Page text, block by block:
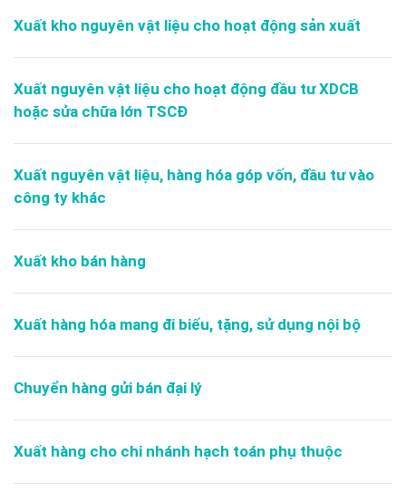
Xuất kho nguyên vật liệu cho hoạt động sản xuất
Xuất nguyên vật liệu cho hoạt động đầu tư XDCB
hoặc sửa chữa lớn TSCĐ
Xuất nguyên vật liệu, hàng hóa góp vốn, đầu tư vào
công ty khác
Xuất kho bán hàng
Xuất hàng hóa mang đi biếu, tặng, sử dụng nội bộ
Chuyển hàng gửi bán đại lý
Xuất hàng cho chi nhánh hạch toán phụ thuộc